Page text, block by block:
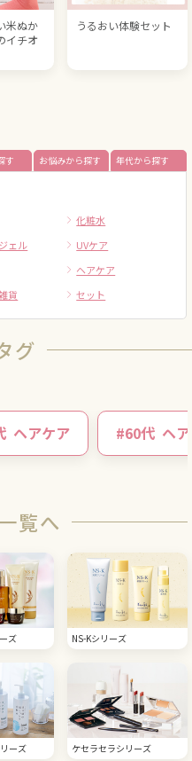
米ぬか
イチオ
うるおい体験セット
す お悩みから探す 年代から探す
化粧水
ェル
UVケア
ヘアケア
貨 セット
グ
ヘアケア #60代 ヘ
覧へ
ズ NS-Kシリーズ
ーズ ケセラセラシリーズ